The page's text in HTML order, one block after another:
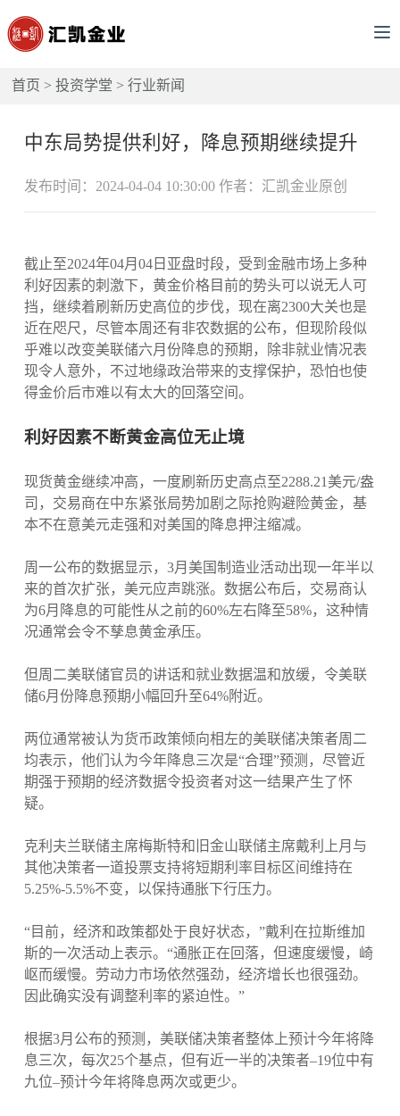
首页 >投资学堂 >行业新闻
中东局势提供利好，降息预期继续提升
发布时间：2024-04-04 10:30:00 作者：汇凯金业原创
截止至2024年04月04日亚盘时段，受到金融市场上多种
利好因素的刺激下，黄金价格目前的势头可以说无人可
挡，继续着刷新历史高位的步伐，现在离2300大关也是
近在咫尺，尽管本周还有非农数据的公布，但现阶段似
乎难以改变美联储六月份降息的预期，除非就业情况表
现令人意外，不过地缘政治带来的支撑保护，恐怕也使
得金价后市难以有太大的回落空间。
利好因素不断黄金高位无止境
现货黄金继续冲高，一度刷新历史高点至2288.21美元/盎
司，交易商在中东紧张局势加剧之际抢购避险黄金，基
本不在意美元走强和对美国的降息押注缩减。
周一公布的数据显示，3月美国制造业活动出现一年半以
来的首次扩张，美元应声跳涨。数据公布后，交易商认
为6月降息的可能性从之前的60%左右降至58%，这种情
况通常会令不孳息黄金承压。
但周二美联储官员的讲话和就业数据温和放缓，令美联
储6月份降息预期小幅回升至64%附近。
两位通常被认为货币政策倾向相左的美联储决策者周二
均表示，他们认为今年降息三次是“合理”预测，尽管近
期强于预期的经济数据令投资者对这一结果产生了怀
疑。
克利夫兰联储主席梅斯特和旧金山联储主席戴利上月与
其他决策者一道投票支持将短期利率目标区间维持在
5.25%-5.5%不变，以保持通胀下行压力。
“目前，经济和政策都处于良好状态，”戴利在拉斯维加
斯的一次活动上表示。“通胀正在回落，但速度缓慢，崎
岖而缓慢。劳动力市场依然强劲，经济增长也很强劲。
因此确实没有调整利率的紧迫性。”
根据3月公布的预测，美联储决策者整体上预计今年将降
息三次，每次25个基点，但有近一半的决策者–19位中有
九位–预计今年将降息两次或更少。